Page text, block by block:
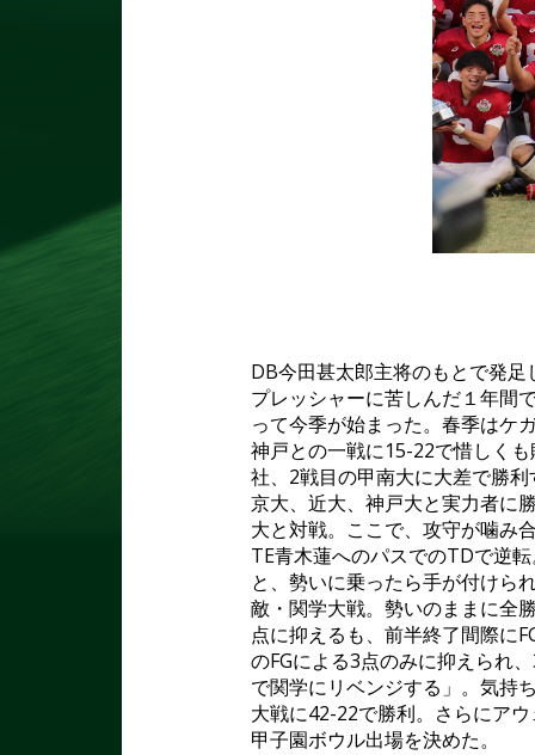
DB今田甚太郎主将のもとで発
プレッシャーに苦しんだ１年間
って今季が始まった。春季はケ
神戸との一戦に15-22で惜しく
社、 2戦目の甲南大に大差で勝
京大、近大、神戸大と実力者に
大と対戦。ここで、攻守が噛み
TE青木蓮へのパスでのTDで逆
と、勢いに乗ったら手が付けら
敵・関学大戦。勢いのままに全
点に抑えるも、前半終了間際に
のFGによる3点のみに抑えられ、
で関学にリベンジする」。気持
大戦に42-22で勝利。さらにア
甲子園ボウル出場を決めた。